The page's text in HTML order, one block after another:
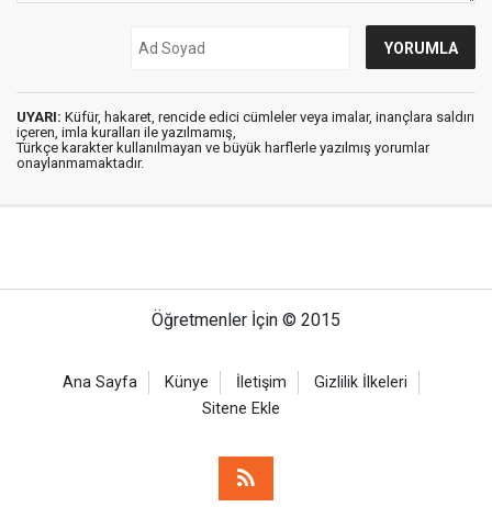
UYARI: Küfür, hakaret, rencide edici cümleler veya imalar, inançlara saldırı
içeren, imla kuralları ile yazılmamış,
Türkçe karakter kullanılmayan ve büyük harflerle yazılmış yorumlar
onaylanmamaktadır.
Öğretmenler İçin © 2015
Ana Sayfa Künye İletişim
Gizlilik İlkeleri
Sitene Ekle